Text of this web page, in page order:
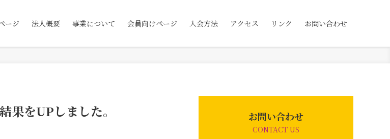
ージ 法人概要 事業について 会員向けページ 入会方法 アクセス リンク お問い合わせ
果をUPしました。 お問い合わせ
CONTACT US